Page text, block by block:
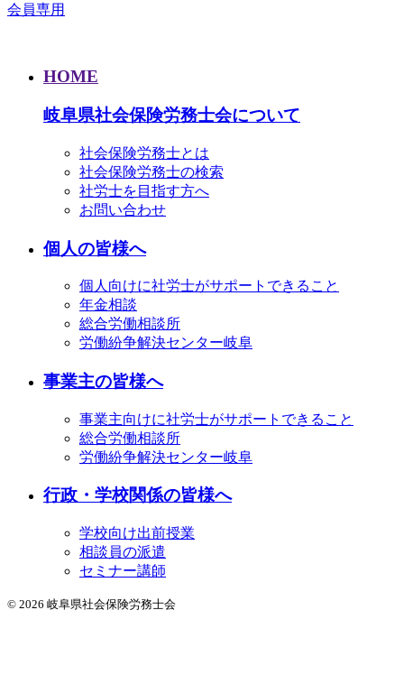
会員専用
HOME
岐阜県社会保険労務士会について
社会保険労務士とは
社会保険労務士の検索
社労士を目指す方へ
お問い合わせ
個人の皆様へ
個人向けに社労士がサポートできること
年金相談
総合労働相談所
労働紛争解決センター岐阜
事業主の皆様へ
事業主向けに社労士がサポートできること
総合労働相談所
労働紛争解決センター岐阜
行政・学校関係の皆様へ
学校向け出前授業
相談員の派遣
セミナー講師
© 2026 岐阜県社会保険労務士会